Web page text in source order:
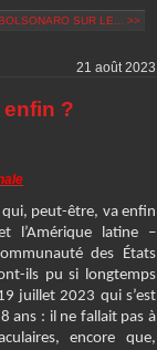
SUR LE... >>
21 août 2023
enfin ?
qui, peut-être, va enfin
l’Amérique latine –
des États
ils pu si longtemps
juillet 2023 qui s’est
ans : il ne fallait pas à
encore que,